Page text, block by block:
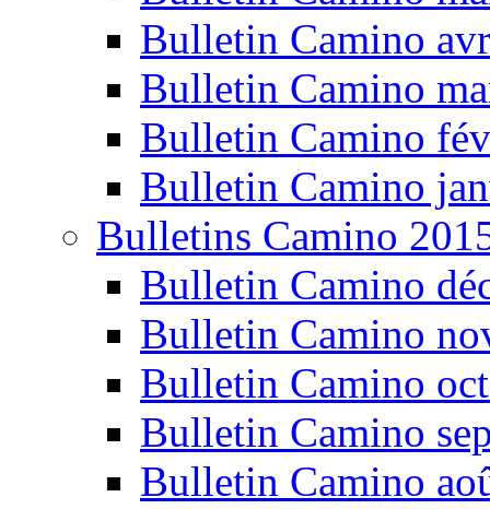
Bulletin Camino
Bulletin Camino
Bulletin Camino
Bulletin Camino
Bulletins Camino
Bulletin Camino
Bulletin Camino
Bulletin Camino
Bulletin Camino
Bulletin Camino